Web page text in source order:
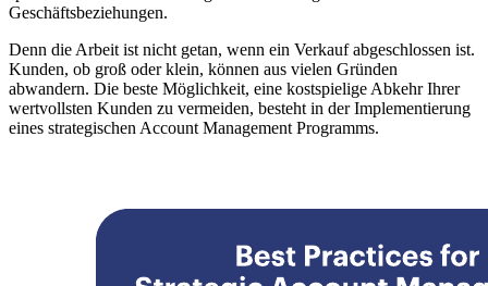
Geschäftsbeziehungen.
Denn die Arbeit ist nicht getan, wenn ein Verkauf abgeschlossen ist.
Kunden, ob groß oder klein, können aus vielen Gründen
abwandern. Die beste Möglichkeit, eine kostspielige Abkehr Ihrer
wertvollsten Kunden zu vermeiden, besteht in der Implementierung
eines strategischen Account Management Programms.